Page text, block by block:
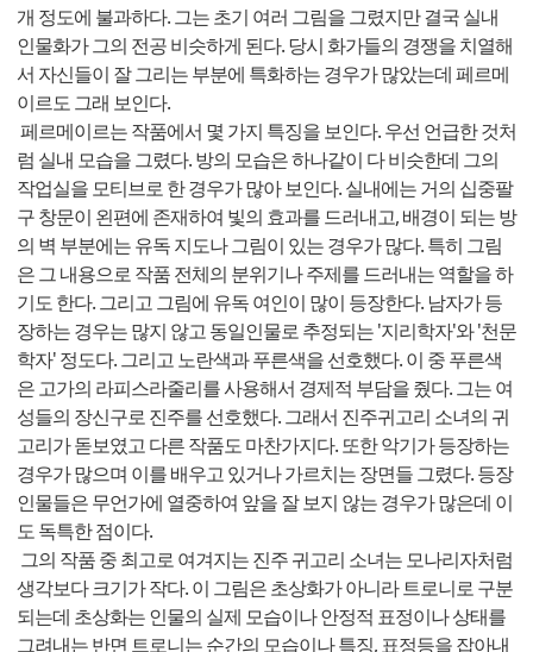
개 정도에 불과하다. 그는 초기 여러 그림을 그렸지만 결국 실내
인물화가 그의 전공 비슷하게 된다. 당시 화가들의 경쟁을 치열해
서 자신들이 잘 그리는 부분에 특화하는 경우가 많았는데 페르메
이르도 그래 보인다.
페르메이르는 작품에서 몇 가지 특징을 보인다. 우선 언급한 것처
럼 실내 모습을 그렸다. 방의 모습은 하나같이 다 비슷한데 그의
작업실을 모티브로 한 경우가 많아 보인다. 실내에는 거의 십중팔
구 창문이 왼편에 존재하여 빛의 효과를 드러내고, 배경이 되는 방
의 벽 부분에는 유독 지도나 그림이 있는 경우가 많다. 특히 그림
은 그 내용으로 작품 전체의 분위기나 주제를 드러내는 역할을 하
기도 한다. 그리고 그림에 유독 여인이 많이 등장한다. 남자가 등
장하는 경우는 많지 않고 동일인물로 추정되는 '지리학자'와 '천문
학자' 정도다. 그리고 노란색과 푸른색을 선호했다. 이 중 푸른색
은 고가의 라피스라줄리를 사용해서 경제적 부담을 줬다. 그는 여
성들의 장신구로 진주를 선호했다. 그래서 진주귀고리 소녀의 귀
고리가 돋보였고 다른 작품도 마찬가지다. 또한 악기가 등장하는
경우가 많으며 이를 배우고 있거나 가르치는 장면들 그렸다. 등장
인물들은 무언가에 열중하여 앞을 잘 보지 않는 경우가 많은데 이
도 독특한 점이다.
그의 작품 중 최고로 여겨지는 진주 귀고리 소녀는 모나리자처럼
생각보다 크기가 작다. 이 그림은 초상화가 아니라 트로니로 구분
되는데 초상화는 인물의 실제 모습이나 안정적 표정이나 상태를
그려내는 반면 트로니는 순간의 모습이나 특징, 표정등을 잡아내